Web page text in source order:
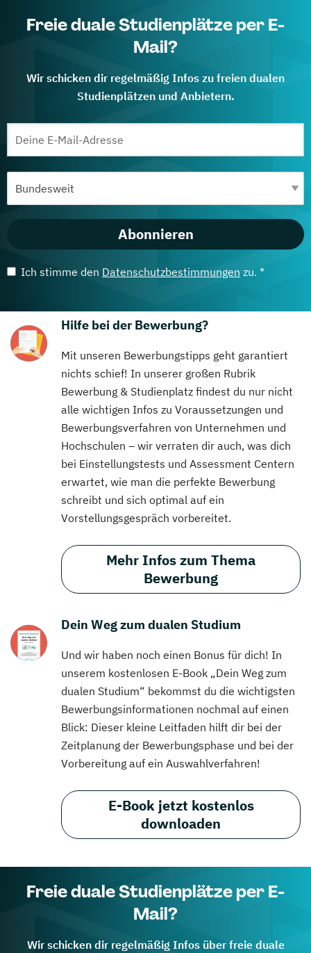
Freie duale Studienplätze per E-
Mail?
Wir schicken dir regelmäßig Infos zu freien dualen
Studienplätzen und Anbietern.
Abonnieren
Ich stimme den Datenschutzbestimmungen zu. *
Hilfe bei der Bewerbung?
Mit unseren Bewerbungstipps geht garantiert
nichts schief! In unserer großen Rubrik
Bewerbung & Studienplatz findest du nur nicht
alle wichtigen Infos zu Voraussetzungen und
Bewerbungsverfahren von Unternehmen und
Hochschulen – wir verraten dir auch, was dich
bei Einstellungstests und Assessment Centern
erwartet, wie man die perfekte Bewerbung
schreibt und sich optimal auf ein
Vorstellungsgespräch vorbereitet.
Mehr Infos zum Thema
Bewerbung
Dein Weg zum dualen Studium
Und wir haben noch einen Bonus für dich! In
unserem kostenlosen E-Book „Dein Weg zum
dualen Studium“ bekommst du die wichtigsten
Bewerbungsinformationen nochmal auf einen
Blick: Dieser kleine Leitfaden hilft dir bei der
Zeitplanung der Bewerbungsphase und bei der
Vorbereitung auf ein Auswahlverfahren!
E-Book jetzt kostenlos
downloaden
Freie duale Studienplätze per E-
Mail?
Wir schicken dir regelmäßig Infos über freie duale